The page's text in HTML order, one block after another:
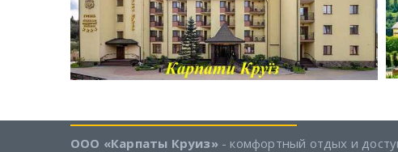
ООО «Карпаты Круиз» - комфортный отдых и